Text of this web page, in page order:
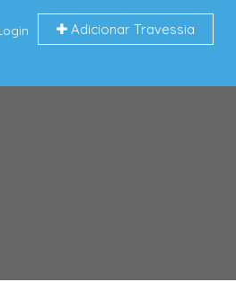
Adicionar Travessia